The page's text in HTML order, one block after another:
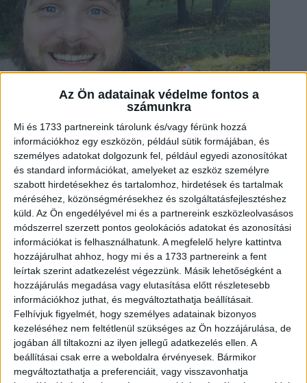
Az Ön adatainak védelme fontos a
számunkra
Mi és 1733 partnereink tárolunk és/vagy férünk hozzá
információkhoz egy eszközön, például sütik formájában, és
személyes adatokat dolgozunk fel, például egyedi azonosítókat
és standard információkat, amelyeket az eszköz személyre
szabott hirdetésekhez és tartalomhoz, hirdetések és tartalmak
méréséhez, közönségmérésekhez és szolgáltatásfejlesztéshez
küld. Az Ön engedélyével mi és a partnereink eszközleolvasásos
módszerrel szerzett pontos geolokációs adatokat és azonosítási
információkat is felhasználhatunk. A megfelelő helyre kattintva
hozzájárulhat ahhoz, hogy mi és a 1733 partnereink a fent
leírtak szerint adatkezelést végezzünk. Másik lehetőségként a
hozzájárulás megadása vagy elutasítása előtt részletesebb
információkhoz juthat, és megváltoztathatja beállításait.
Felhívjuk figyelmét, hogy személyes adatainak bizonyos
kezeléséhez nem feltétlenül szükséges az Ön hozzájárulása, de
jogában áll tiltakozni az ilyen jellegű adatkezelés ellen. A
beállításai csak erre a weboldalra érvényesek. Bármikor
megváltoztathatja a preferenciáit, vagy visszavonhatja
„A lányom reakciói a szörnyű vicceimre.”